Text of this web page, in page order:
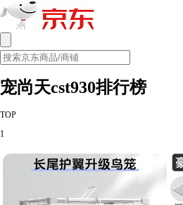
宠尚天cst930排行榜
TOP
1